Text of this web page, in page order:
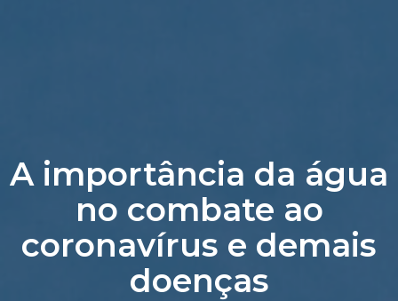
A importância da água
no combate ao
coronavírus e demais
doenças